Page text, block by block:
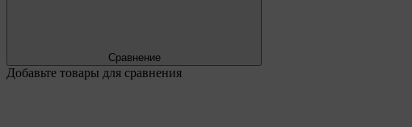
Сравнение
Добавьте товары для сравнения